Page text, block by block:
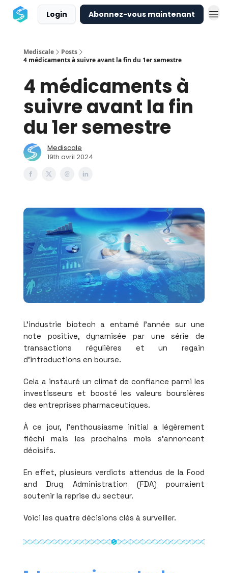
Login Abonnez-vous maintenant
Mediscale
Posts
4 médicaments à suivre avant la fin du 1er semestre
4 médicaments à
suivre avant la fin
du 1er semestre
Mediscale
19th avril 2024
L'industrie biotech a entamé l'année sur une
note positive, dynamisée par une série de
transactions régulières et un regain
d'introductions en bourse.
Cela a instauré un climat de confiance parmi les
investisseurs et boosté les valeurs boursières
des entreprises pharmaceutiques.
À ce jour, l'enthousiasme initial a légèrement
fléchi mais les prochains mois s'annoncent
décisifs.
En effet, plusieurs verdicts attendus de la Food
and Drug Administration (FDA) pourraient
soutenir la reprise du secteur.
Voici les quatre décisions clés à surveiller.